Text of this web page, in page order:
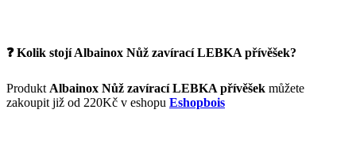
❓ Kolik stojí Albainox Nůž zavírací LEBKA přívěšek?
Produkt Albainox Nůž zavírací LEBKA přívěšek můžete
zakoupit již od 220Kč v eshopu Eshopbois